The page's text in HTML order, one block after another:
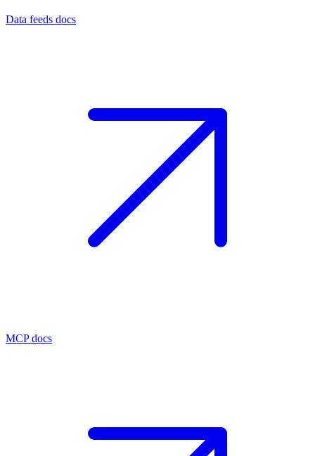
Data feeds docs
MCP docs